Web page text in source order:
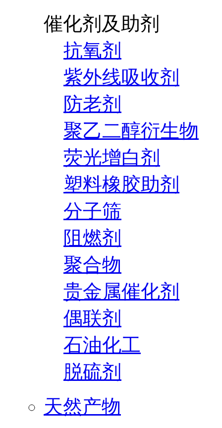
催化剂及助剂
抗氧剂
紫外线吸收剂
防老剂
聚乙二醇衍生物
荧光增白剂
塑料橡胶助剂
分子筛
阻燃剂
聚合物
贵金属催化剂
偶联剂
石油化工
脱硫剂
天然产物